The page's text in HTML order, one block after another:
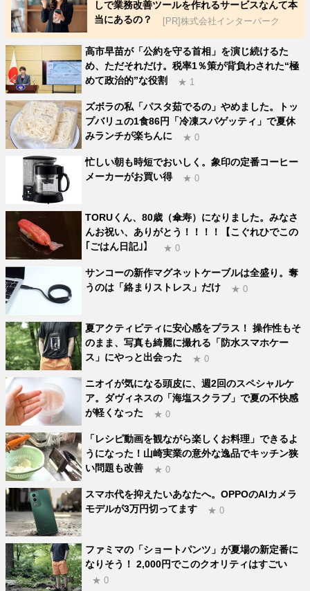
しで業務改善ツールを作れるサービスなんて本
当にあるの？
[PR]株式会社インターパーク
高市早苗が「公約を守る首相」を演じ続けるた
め、ただそれだけ。税率1％策が背負わされた“極
めて政治的”な役割
★ 1
ズボラの私「パスタ茹でるの」やめました。トッ
プバリュの1食86円「冷凍スパゲッティ」で夏休
みランチが楽ちんに
★ 0
忙しい朝も時短でおいしく。象印の定番コーヒー
メーカーがお買い得
★ 0
TORUくん、80歳（傘寿）になりました。みなさ
んお祝い、ありがとう！！！！【こぐれひでこの
｢ごはん日記｣】
★ 0
サンコーの新作マグネットケーブルは全盛り。奪
うのは「絡まりストレス」だけ
★ 0
夏アクティビティに安心感をプラス！ 操作性もそ
のまま、写真も綺麗に撮れる「防水スマホケー
ス」にやっと出会った
★ 0
ニオイが気になる頭皮に、週2回のスペシャルケ
ア。ダヴィネスの「海塩スクラブ」で夏の不快感
が軽くなった
★ 0
「レシピ動画を観ながら楽しくお料理」できるよ
うになった！山崎実業の意外な逸品でキッチン狭
い問題も改善
★ 0
スマホ代を抑えたいあなたへ。OPPOのAIカメラ
モデルが3万円切ってます
★ 0
ファミマの「ショートパンツ」が夏場の新定番に
なりそう！ 2,000円でこのクオリティはすごい
★ 0